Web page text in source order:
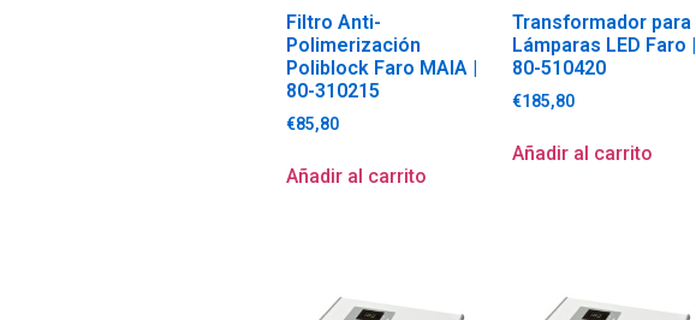
Filtro Anti-
Polimerización
Poliblock Faro MAIA |
80-310215
€85,80
Añadir al carrito
Transformador para
Lámparas LED Faro |
80-510420
€185,80
Añadir al carrito